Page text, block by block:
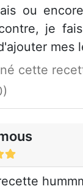
ou
je
mes
cette
not